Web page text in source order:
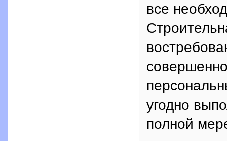
все
угодно
полной